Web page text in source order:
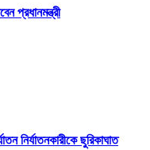
প্রধানমন্ত্রী
নির্যাতনকারীকে ছুরিকাঘাত